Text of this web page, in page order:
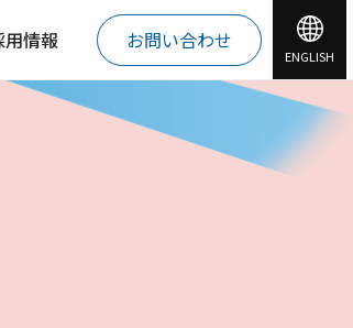
用情報 お問い合わせ
ENGLISH